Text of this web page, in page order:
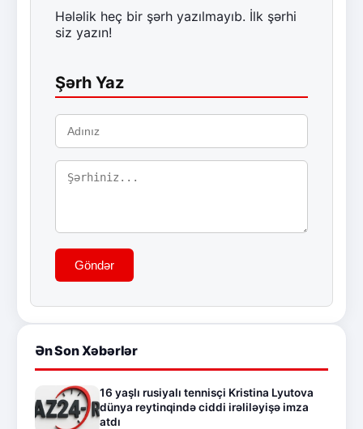
Hələlik heç bir şərh yazılmayıb. İlk şərhi
siz yazın!
Şərh Yaz
Göndər
Ən Son Xəbərlər
16 yaşlı rusiyalı tennisçi Kristina Lyutova
dünya reytinqində ciddi irəliləyişə imza
atdı